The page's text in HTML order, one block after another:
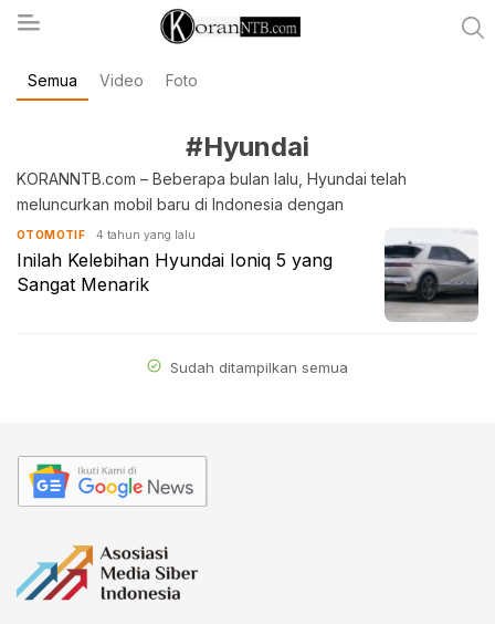
koranntb.com
Semua Video Foto
#Hyundai
KORANNTB.com – Beberapa bulan lalu, Hyundai telah
meluncurkan mobil baru di Indonesia dengan
OTOMOTIF 4 tahun yang lalu
Inilah Kelebihan Hyundai Ioniq 5 yang
Sangat Menarik
Sudah ditampilkan semua